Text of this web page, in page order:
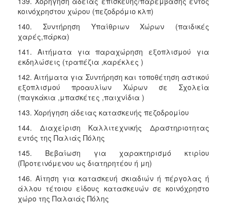
κοινόχρηστου χώρου (πεζοδρόμιο κλπ)
140. Συντήρηση Υπαίθριων Χώρων (παιδικές
χαρές,πάρκα)
141. Αιτήματα για παραχώρηση εξοπλισμού για
εκδηλώσεις (τραπέζια ,καρέκλες )
142. Αιτήματα για Συντήρηση και τοποθέτηση αστικού
εξοπλισμού προαυλίων Χώρων σε Σχολεία
(παγκάκια ,μπασκέτες ,παιχνίδια )
143. Χορήγηση άδειας κατασκευής πεζοδρομίου
144. Διαχείριση Καλλιτεχνικής Δραστηριοτητας
εντός της Παλιάς Πόλης
145. Βεβαίωση για χαρακτηρισμό κτιρίου
(Προτεινόμενου ως διατηρητέου ή μη)
146. Αίτηση για κατασκευή σκιαδιών ή πέργολας ή
άλλου τέτοιου είδους κατασκευών σε κοινόχρηστο
χώρο της Παλαιάς Πόλης